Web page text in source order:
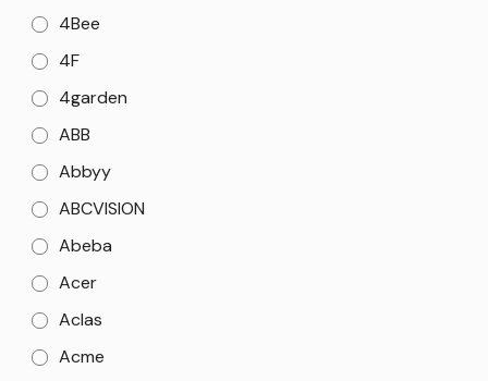
4Bee
4F
4garden
ABB
Abbyy
ABCVISION
Abeba
Acer
Aclas
Acme